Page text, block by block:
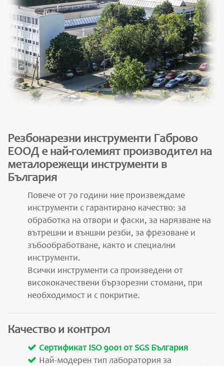
Резбонарезни инструменти Габрово
ЕООД е най-големият производител на
металорежещи инструменти в
България
Повече от 70 години ние произвеждаме
инструменти с гарантирано качество: за
обработка на отвори и фаски, за нарязване на
вътрешни и външни резби, за фрезоване и
зъбообработване, както и специални
инструменти.
Всички инструменти са произведени от
висококачествени бързорезни стомани, при
необходимост и с покритие.
Качество и контрол
Сертификат ISO 9001 от SGS България
Най-модерен тип лаборатория за